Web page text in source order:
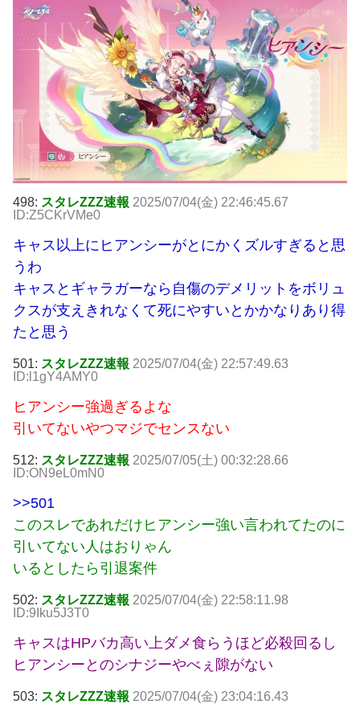
498: スタレZZZ速報 2025/07/04(金) 22:46:45.67
ID:Z5CKrVMe0
キャス以上にヒアンシーがとにかくズルすぎると思
うわ
キャスとギャラガーなら自傷のデメリットをボリュ
クスが支えきれなくて死にやすいとかかなりあり得
たと思う
501: スタレZZZ速報 2025/07/04(金) 22:57:49.63
ID:l1gY4AMY0
ヒアンシー強過ぎるよな
引いてないやつマジでセンスない
512: スタレZZZ速報 2025/07/05(土) 00:32:28.66
ID:ON9eL0mN0
>>501
このスレであれだけヒアンシー強い言われてたのに
引いてない人はおりゃん
いるとしたら引退案件
502: スタレZZZ速報 2025/07/04(金) 22:58:11.98
ID:9Iku5J3T0
キャスはHPバカ高い上ダメ食らうほど必殺回るし
ヒアンシーとのシナジーやべぇ隙がない
503: スタレZZZ速報 2025/07/04(金) 23:04:16.43